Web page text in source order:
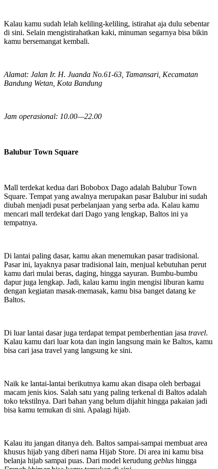
Kalau kamu sudah lelah keliling-keliling, istirahat aja dulu sebentar
di sini. Selain mengistirahatkan kaki, minuman segarnya bisa bikin
kamu bersemangat kembali.
Alamat: Jalan Ir. H. Juanda No.61-63, Tamansari, Kecamatan
Bandung Wetan, Kota Bandung
Jam operasional: 10.00—22.00
Balubur Town Square
Mall terdekat kedua dari Bobobox Dago adalah Balubur Town
Square. Tempat yang awalnya merupakan pasar Balubur ini sudah
diubah menjadi pusat perbelanjaan yang serba ada. Kalau kamu
mencari mall terdekat dari Dago yang lengkap, Baltos ini ya
tempatnya.
Di lantai paling dasar, kamu akan menemukan pasar tradisional.
Pasar ini, layaknya pasar tradisional lain, menjual kebutuhan perut
kamu dari mulai beras, daging, hingga sayuran. Bumbu-bumbu
dapur juga lengkap. Jadi, kalau kamu ingin mengisi liburan kamu
dengan kegiatan masak-memasak, kamu bisa banget datang ke
Baltos.
Di luar lantai dasar juga terdapat tempat pemberhentian jasa travel.
Kalau kamu dari luar kota dan ingin langsung main ke Baltos, kamu
bisa cari jasa travel yang langsung ke sini.
Naik ke lantai-lantai berikutnya kamu akan disapa oleh berbagai
macam jenis kios. Salah satu yang paling terkenal di Baltos adalah
toko tekstilnya. Dari bahan yang belum dijahit hingga pakaian jadi
bisa kamu temukan di sini. Apalagi hijab.
Kalau itu jangan ditanya deh. Baltos sampai-sampai membuat area
khusus hijab yang diberi nama Hijab Store. Di area ini kamu bisa
belanja hijab sampai puas. Dari model kerudung geblus hingga